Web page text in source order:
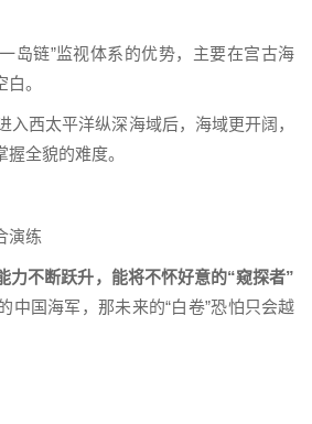
岛链”监视体系的优势，主要在宫古海
。
入西太平洋纵深海域后，海域更开阔，
全貌的难度。
演练
力不断跃升，能将不怀好意的“窥探者”
中国海军，那未来的“白卷”恐怕只会越